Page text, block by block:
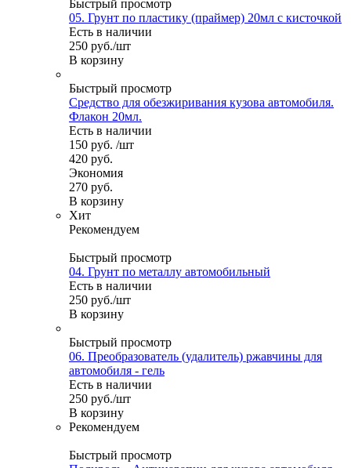
Быстрый просмотр
05. Грунт по пластику (праймер) 20мл с кисточкой
Есть в наличии
250 руб./шт
В корзину
Быстрый просмотр
Средство для обезжиривания кузова автомобиля.
Флакон 20мл.
Есть в наличии
150 руб. /шт
420 руб.
Экономия
270 руб.
В корзину
Хит
Рекомендуем
Быстрый просмотр
04. Грунт по металлу автомобильный
Есть в наличии
250 руб./шт
В корзину
Быстрый просмотр
06. Преобразователь (удалитель) ржавчины для
автомобиля - гель
Есть в наличии
250 руб./шт
В корзину
Рекомендуем
Быстрый просмотр